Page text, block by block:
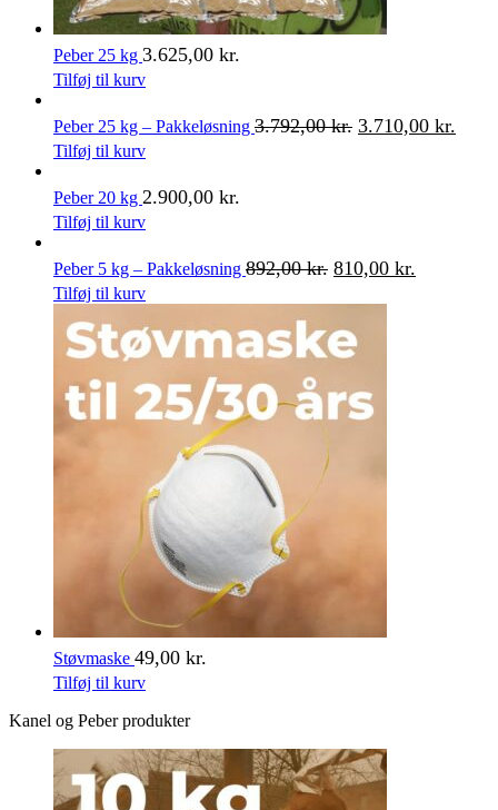
Peber 25 kg 3.625,00 kr.
Tilføj til kurv
Peber 25 kg – Pakkeløsning 3.792,00kr. 3.710,00 kr.
Tilføj til kurv
Peber 20 kg 2.900,00 kr.
Tilføj til kurv
Peber 5 kg – Pakkeløsning 892,00kr. 810,00 kr.
Tilføj til kurv
Støvmaske 49,00 kr.
Tilføj til kurv
Kanel og Peber produkter